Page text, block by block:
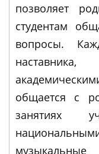
позволяет
студентам
вопросы.
общается с
занятиях